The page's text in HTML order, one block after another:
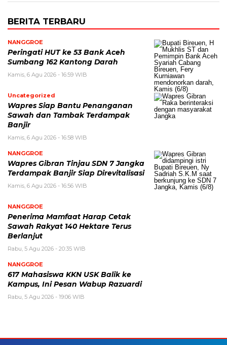
BERITA TERBARU
NANGGROE
Peringati HUT ke 53 Bank Aceh
Sumbang 162 Kantong Darah
Kamis, 6 Agu 2026 - 16:59 WIB
Uncategorized
Wapres Siap Bantu Penanganan
Sawah dan Tambak Terdampak
Banjir
Kamis, 6 Agu 2026 - 16:58 WIB
NANGGROE
Wapres Gibran Tinjau SDN 7 Jangka
Terdampak Banjir Siap Direvitalisasi
Kamis, 6 Agu 2026 - 16:56 WIB
NANGGROE
Penerima Mamfaat Harap Cetak
Sawah Rakyat 140 Hektare Terus
Berlanjut
Rabu, 5 Agu 2026 - 20:35 WIB
NANGGROE
617 Mahasiswa KKN USK Balik ke
Kampus, Ini Pesan Wabup Razuardi
Rabu, 5 Agu 2026 - 19:06 WIB